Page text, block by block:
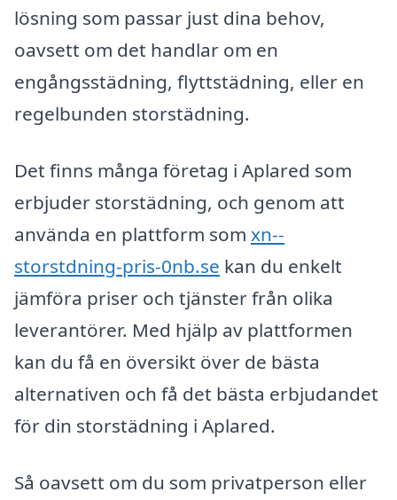
lösning som passar just dina behov,
oavsett om det handlar om en
engångsstädning, flyttstädning, eller en
regelbunden storstädning.
Det finns många företag i Aplared som
erbjuder storstädning, och genom att
använda en plattform som xn--
storstdning-pris-0nb.se kan du enkelt
jämföra priser och tjänster från olika
leverantörer. Med hjälp av plattformen
kan du få en översikt över de bästa
alternativen och få det bästa erbjudandet
för din storstädning i Aplared.
Så oavsett om du som privatperson eller